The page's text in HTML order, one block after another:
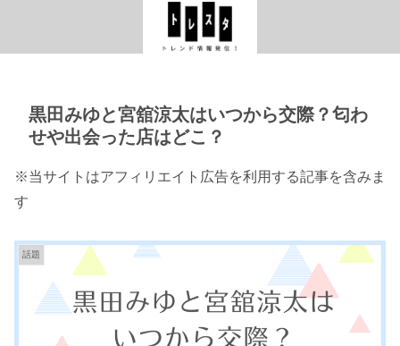
黒田みゆと宮舘涼太はいつから交際？匂わ
せや出会った店はどこ？
※当サイトはアフィリエイト広告を利用する記事を含みま
す
話題